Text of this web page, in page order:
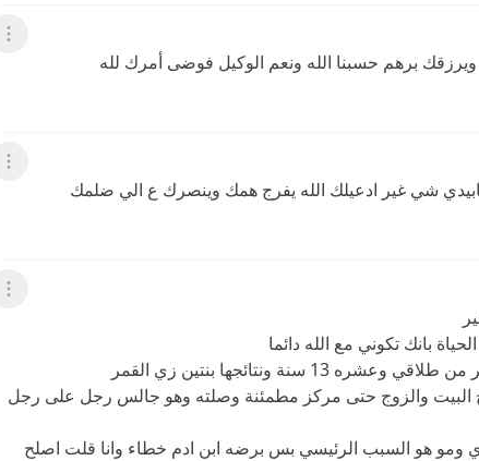
برهم حسبنا الله ونعم الوكيل فوضى أمرك لله
شي غير ادعيلك الله يفرج همك وينصرك ع الي ضلمك
بانك تكوني مع الله دائما
ونتائجها بنتين زي القمر
البيت والزوج حتى مركز مطمئنة وصلته وهو جالس رجل على رجل
هو السبب الرئيسي بس برضه ابن ادم خطاء وانا قلت اصلح